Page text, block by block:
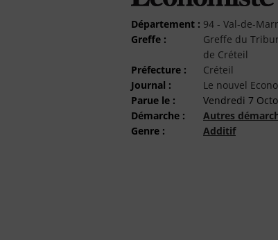
Département : 94 - Val-de-
Greffe :
Greffe du
de Créteil
Préfecture :
Créteil
Journal :
Le nouvel
Parue le :
Vendredi 7
Démarche :
Autres
Genre :
Additif